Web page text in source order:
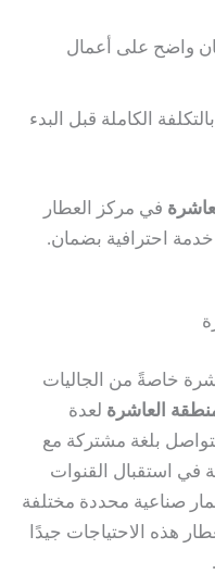
واضح على أعمال
الكاملة قبل البدء
في مركز العطار
احترافية بضمان.
خاصةً من الجاليات
العاشرة لعدة
بلغة مشتركة مع
في استقبال القنوات
صناعية محددة مختلفة
هذه الاحتياجات جيدًا